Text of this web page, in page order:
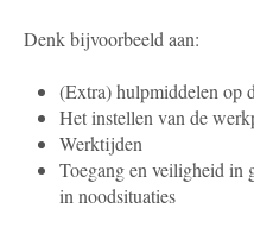
Denk bijvoorbeeld aan:
(Extra) hulpmiddelen op
Het instellen van de
Werktijden
Toegang en veiligheid in
in noodsituaties